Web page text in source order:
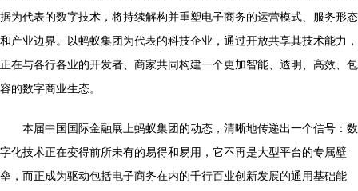
据为代表的数字技术，将持续解构并重塑电子商务的运营模式、服务形态
和产业边界。以蚂蚁集团为代表的科技企业，通过开放共享其技术能力，
正在与各行各业的开发者、商家共同构建一个更加智能、透明、高效、包
容的数字商业生态。
本届中国国际金融展上蚂蚁集团的动态，清晰地传递出一个信号：数
字化技术正在变得前所未有的易得和易用，它不再是大型平台的专属壁
垒，而正成为驱动包括电子商务在内的千行百业创新发展的通用基础能